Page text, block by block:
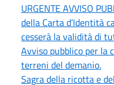
URGENTE AVVISO
della Carta d’Identità
cesserà la validità di
Avviso pubblico per la
terreni del demanio.
Sagra della ricotta e